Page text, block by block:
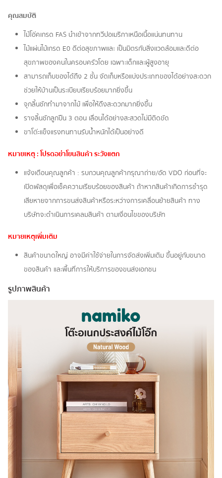
คุณสมบัติ
ไม้โอ๊คเกรด FAS นำเข้าจากทวีปอเมริกาเหนือเนื้อแน่นทนทาน ​
ไม้แผ่นไม้เกรด E0 ดีต่อสุขภาพและ เป็นมิตรกับสิ่งเเวดล้อมและดีต่อ
สุขภาพของคนในครอบครัวโดย เฉพาะเด็กและผู้สูงอายุ​
สามารถเก็บของได้ถึง 2 ชั้น จัดเก็บหรือแบ่งประเภทของได้อย่างสะดวก
ช่วยให้บ้านเป็นระเบียบเรียบร้อยมากยิ่งขึ้น​
จุกลิ้นชักทำมาจากไม้ เพื่อให้ดึงสะดวกมากยิ่งขึ้น​
รางลิ้นชักลูกปืน 3 ตอน เลื่อนได้อย่างสะสวดไม่มีติดขัด​
ขาโต๊ะเเข็งแรงทนทานรับน้ำหนักได้เป็นอย่างดี
หมายเหตุ : โปรดอย่าโยนสินค้า ระวังแตก
แจ้งเตือนคุณลูกค้า : รบกวนคุณลูกค้ากรุณาถ่าย/อัด VDO ก่อนที่จะ
เปิดพัสดุเพื่อเช็คความเรียบร้อยของสินค้า ถ้าหากสินค้าเกิดการชำรุด
เสียหายจากการขนส่งสินค้าหรือระหว่างการเคลื่อนย้ายสินค้า ทาง
บริษัทจะดำเนินการเคลมสินค้า ตามเงื่อนไขของบริษัท
หมายเหตุเพิ่มเติม
สินค้าขนาดใหญ่ อาจมีค่าใช้จ่ายในการจัดส่งเพิ่มเติม ขึ้นอยู่กับขนาด
ของสินค้า และพื้นที่การให้บริการของขนส่งเอกชน
รูปภาพสินค้า